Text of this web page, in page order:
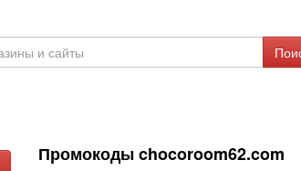
Промокоды chocoroom62.com